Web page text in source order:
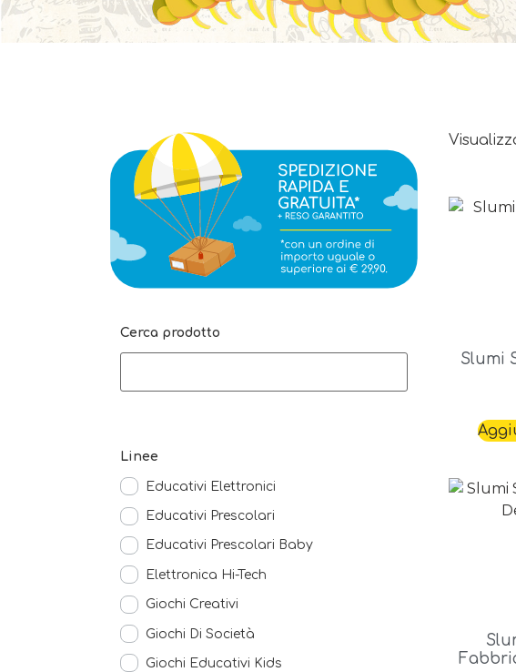
Cerca prodotto
Linee
Educativi Elettronici
Educativi Prescolari
Educativi Prescolari Baby
Elettronica Hi-Tech
Giochi Creativi
Giochi Di Società
Giochi Educativi Kids
Slumi